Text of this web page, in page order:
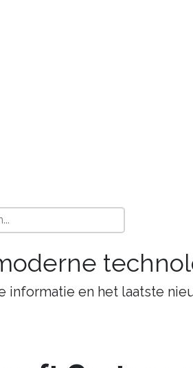
informatie en het laatste